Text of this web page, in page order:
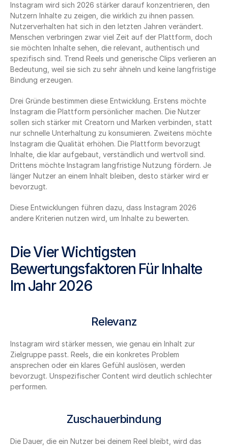
Instagram wird sich 2026 stärker darauf konzentrieren, den
Nutzern Inhalte zu zeigen, die wirklich zu ihnen passen.
Nutzerverhalten hat sich in den letzten Jahren verändert.
Menschen verbringen zwar viel Zeit auf der Plattform, doch
sie möchten Inhalte sehen, die relevant, authentisch und
spezifisch sind. Trend Reels und generische Clips verlieren an
Bedeutung, weil sie sich zu sehr ähneln und keine langfristige
Bindung erzeugen.
Drei Gründe bestimmen diese Entwicklung. Erstens möchte
Instagram die Plattform persönlicher machen. Die Nutzer
sollen sich stärker mit Creatorn und Marken verbinden, statt
nur schnelle Unterhaltung zu konsumieren. Zweitens möchte
Instagram die Qualität erhöhen. Die Plattform bevorzugt
Inhalte, die klar aufgebaut, verständlich und wertvoll sind.
Drittens möchte Instagram langfristige Nutzung fördern. Je
länger Nutzer an einem Inhalt bleiben, desto stärker wird er
bevorzugt.
Diese Entwicklungen führen dazu, dass Instagram 2026
andere Kriterien nutzen wird, um Inhalte zu bewerten.
Die Vier Wichtigsten
Bewertungsfaktoren Für Inhalte
Im Jahr 2026
Relevanz
Instagram wird stärker messen, wie genau ein Inhalt zur
Zielgruppe passt. Reels, die ein konkretes Problem
ansprechen oder ein klares Gefühl auslösen, werden
bevorzugt. Unspezifischer Content wird deutlich schlechter
performen.
Zuschauerbindung
Die Dauer, die ein Nutzer bei deinem Reel bleibt, wird das